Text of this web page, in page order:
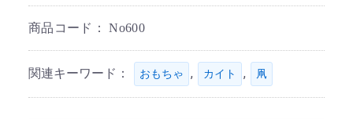
商品コード：No600
関連キーワード： おもちゃ , カイト , 凧